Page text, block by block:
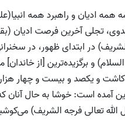
همه اديان و راهبرد همه
تجلى آخرين فرصت اديان
در ابتداى ظهور، در
و يكصد و بيست و چهار هزار
است: خوشا به حال آنان
تعالی فرجه الشریف)